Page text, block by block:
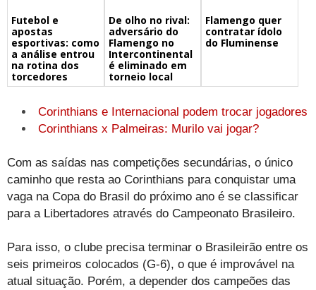
Futebol e
apostas
esportivas: como
a análise entrou
na rotina dos
torcedores
De olho no rival:
adversário do
Flamengo no
Intercontinental
é eliminado em
torneio local
Flamengo quer
contratar ídolo
do Fluminense
Corinthians e Internacional podem trocar jogadores
Corinthians x Palmeiras: Murilo vai jogar?
Com as saídas nas competições secundárias, o único
caminho que resta ao Corinthians para conquistar uma
vaga na Copa do Brasil do próximo ano é se classificar
para a Libertadores através do Campeonato Brasileiro.
Para isso, o clube precisa terminar o Brasileirão entre os
seis primeiros colocados (G-6), o que é improvável na
atual situação. Porém, a depender dos campeões das